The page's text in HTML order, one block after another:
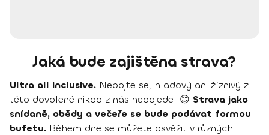
Jaká bude zajištěna strava?
Ultra all inclusive. Nebojte se, hladový ani žíznivý z
této dovolené nikdo z nás neodjede! 😊 Strava jako
snídaně, obědy a večeře se bude podávat formou
bufetu. Během dne se můžete osvěžit v různých